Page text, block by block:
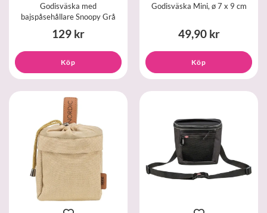
Godisväska med
bajspåsehållare Snoopy Grå
129 kr
Köp
Godisväska Mini, ø 7 x 9 cm
49,90 kr
Köp